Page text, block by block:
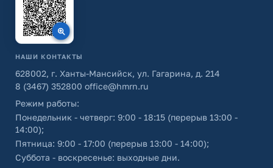
НАШИ КОНТАКТЫ
628002, г. Ханты-Мансийск, ул. Гагарина, д. 214
8 (3467) 352800 office@hmrn.ru
Режим работы:
Понедельник - четверг: 9:00 - 18:15 (перерыв 13:00 -
14:00);
Пятница: 9:00 - 17:00 (перерыв 13:00 - 14:00);
Суббота - воскресенье: выходные дни.